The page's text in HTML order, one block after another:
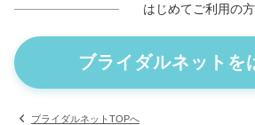
はじめてご利用の方
ブライダルネットを
ブライダルネットTOPへ